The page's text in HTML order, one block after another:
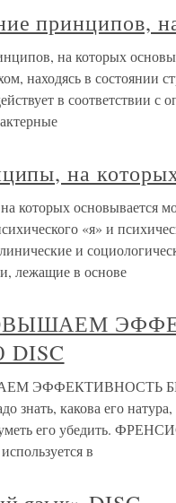
принципов,
на которых
находясь в состоянии
в соответствии с
на
которых основывается
«я» и
и
лежащие в основе
ЭФФЕКТИВНОСТЬ
знать, какова его
его убедить.
в